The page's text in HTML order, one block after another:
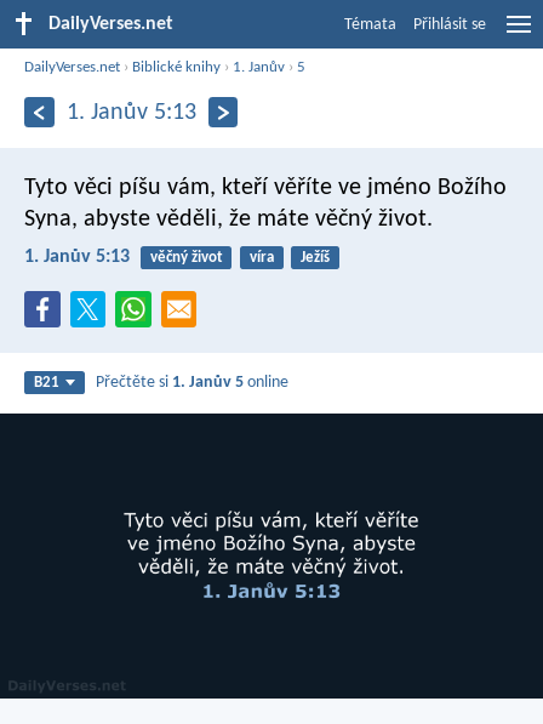
DailyVerses.net Témata Přihlásit se
DailyVerses.net › Biblické knihy › 1. Janův ›5
1. Janův 5:13
Tyto věci píšu vám, kteří věříte ve jméno Božího
Syna, abyste věděli, že máte věčný život.
1. Janův 5:13 věčný život víra Ježíš
B21 Přečtěte si 1. Janův 5 online